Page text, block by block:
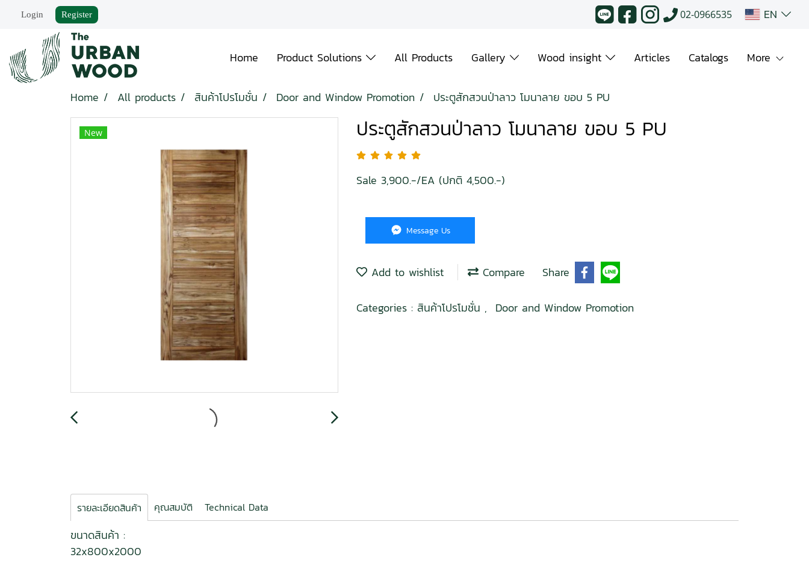
Login Register 02-0966535 EN
Home Product Solutions All Products Gallery Wood insight Articles Catalogs More
Home All products สินค้าโปรโมชั่น Door and Window Promotion ประตูสักสวนป่าลาว โมนาลาย ขอบ 5 PU
New ประตูสักสวนป่าลาว โมนาลาย ขอบ 5 PU
Sale 3,900.-/EA (ปกติ 4,500.-)
Message Us
Add to wishlist Compare Share
Categories : สินค้าโปรโมชั่น , Door and Window Promotion
รายละเอียดสินค้า คุณสมบัติ Technical Data
ขนาดสินค้า :
32x800x2000